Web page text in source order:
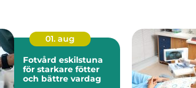
01. aug
Fotvård eskilstuna
för starkare fötter
och bättre vardag